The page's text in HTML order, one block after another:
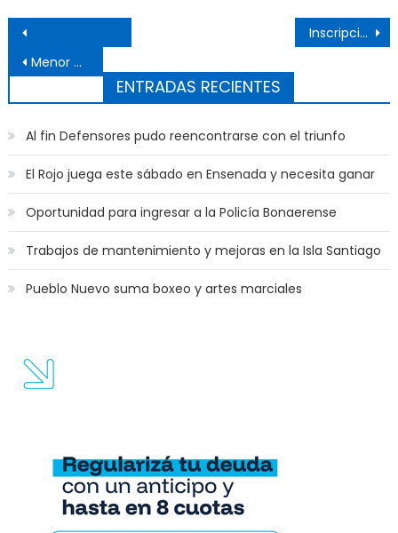
Navegación de entradas
Menor arrestado, piedrazos a policías y un sargento herido
Inscripciones a talleres para mayores de 50 años
ENTRADAS RECIENTES
Al fin Defensores pudo reencontrarse con el triunfo
El Rojo juega este sábado en Ensenada y necesita ganar
Oportunidad para ingresar a la Policía Bonaerense
Trabajos de mantenimiento y mejoras en la Isla Santiago
Pueblo Nuevo suma boxeo y artes marciales